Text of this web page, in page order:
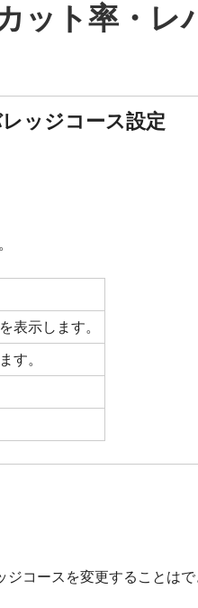
ット率・
ッジコース設定
表示します。
す。
コースを変更することはで